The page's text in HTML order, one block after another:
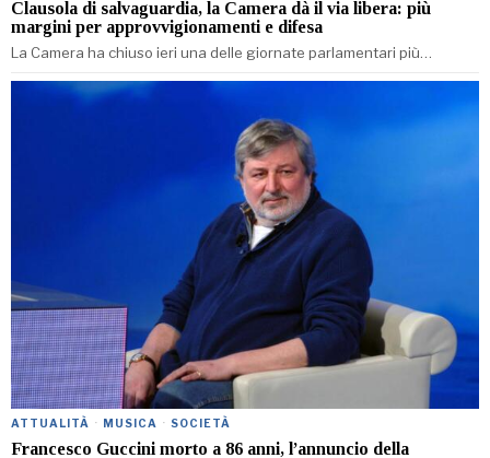
Clausola di salvaguardia, la Camera dà il via libera: più
margini per approvvigionamenti e difesa
La Camera ha chiuso ieri una delle giornate parlamentari più…
ATTUALITÀ · MUSICA · SOCIETÀ
Francesco Guccini morto a 86 anni, l’annuncio della